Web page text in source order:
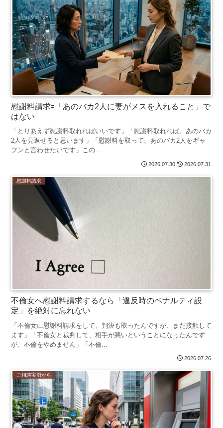
慰謝料請求🟰「あのバカ2人に妻がメスを入れること」で
はない
「とりあえず慰謝料取れればいいです」「慰謝料取れれば、あのバカ
2人を見返せると思います」「慰謝料を取って、あのバカ2人をギャ
フンと言わせたいです」この...
2026.07.30 2026.07.31
慰謝料請求
不倫女へ慰謝料請求するなら「違反時のペナルティ設
定」を絶対に忘れない
「不倫女に慰謝料請求をして、判決も取ったんですが、まだ接触して
ます」「不倫女と裁判して、相手が悪いということになったんです
が、不倫をやめません」「不倫...
2026.07.26
ご相談実例から